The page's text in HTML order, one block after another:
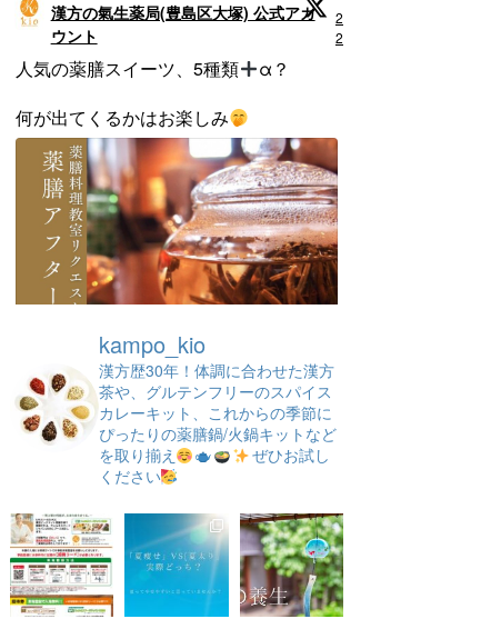
漢方の氣生薬局(豊島区大塚) 公式アカ
ウント
29 5月
2025
人気の薬膳スイーツ、5種類
α？
何が出てくるかはお楽しみ
kampo_kio
漢方歴30年！体調に合わせた漢方
茶や、グルテンフリーのスパイス
カレーキット、これからの季節に
ぴったりの薬膳鍋/火鍋キットなど
を取り揃え
ぜひお試し
ください